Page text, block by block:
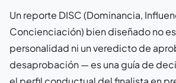
Un reporte DISC (Dominancia,
Concienciación) bien diseñado no
personalidad ni un veredicto de
desaprobación — es una guía de